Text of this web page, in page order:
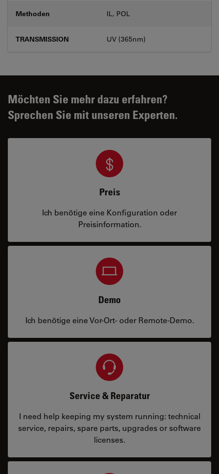
Methoden IL, POL
TRANSMISSION UV (365nm)
Möchten Sie mehr dazu erfahren?
Sprechen Sie mit unseren Experten.
Preis
Ich benötige eine Konfiguration oder
Preisinformation.
Demo
Ich benötige eine Vor-Ort- oder Remote-Demo.
Service & Reparatur
I need help keeping my system running: technical
service, repairs, spare parts, upgrades or software
licenses.